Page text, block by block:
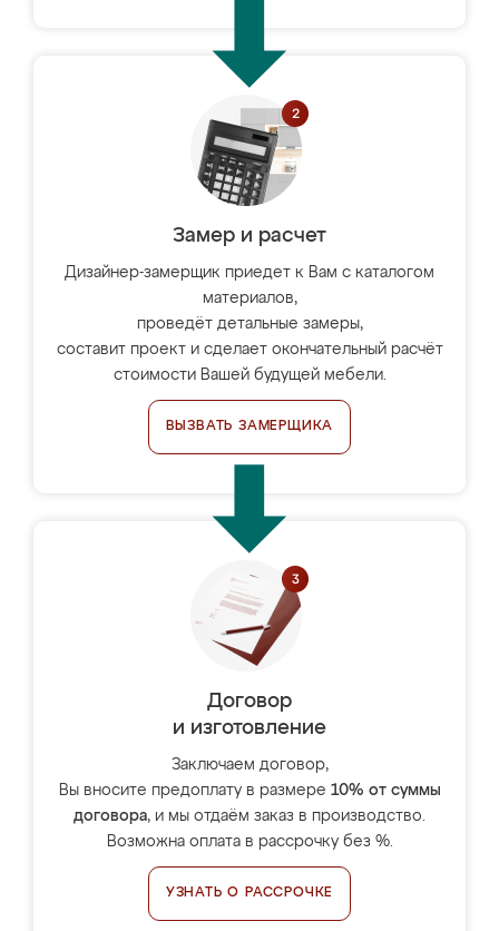
Замер и расчет
Дизайнер-замерщик приедет к Вам с каталогом
материалов,
проведёт детальные замеры,
составит проект и сделает окончательный расчёт
стоимости Вашей будущей мебели.
ВЫЗВАТЬ ЗАМЕРЩИКА
Договор
и изготовление
Заключаем договор,
Вы вносите предоплату в размере 10% от суммы
договора, и мы отдаём заказ в производство.
Возможна оплата в рассрочку без %.
УЗНАТЬ О РАССРОЧКЕ